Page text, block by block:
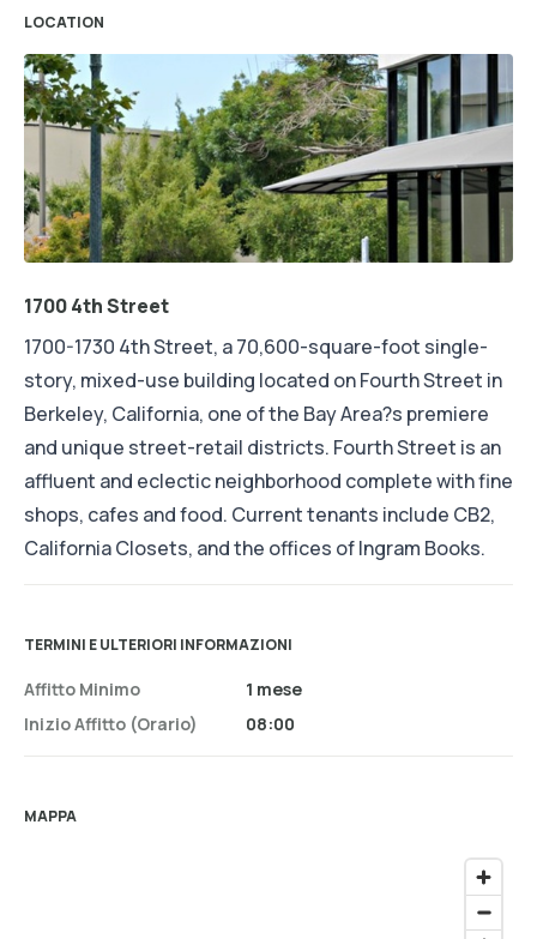
LOCATION
1700 4th Street
1700-1730 4th Street, a 70,600-square-foot single-
story, mixed-use building located on Fourth Street in
Berkeley, California, one of the Bay Area?s premiere
and unique street-retail districts. Fourth Street is an
affluent and eclectic neighborhood complete with fine
shops, cafes and food. Current tenants include CB2,
California Closets, and the offices of Ingram Books.
TERMINI E ULTERIORI INFORMAZIONI
Affitto Minimo
Inizio Affitto (orario)
1 mese
08:00
MAPPA